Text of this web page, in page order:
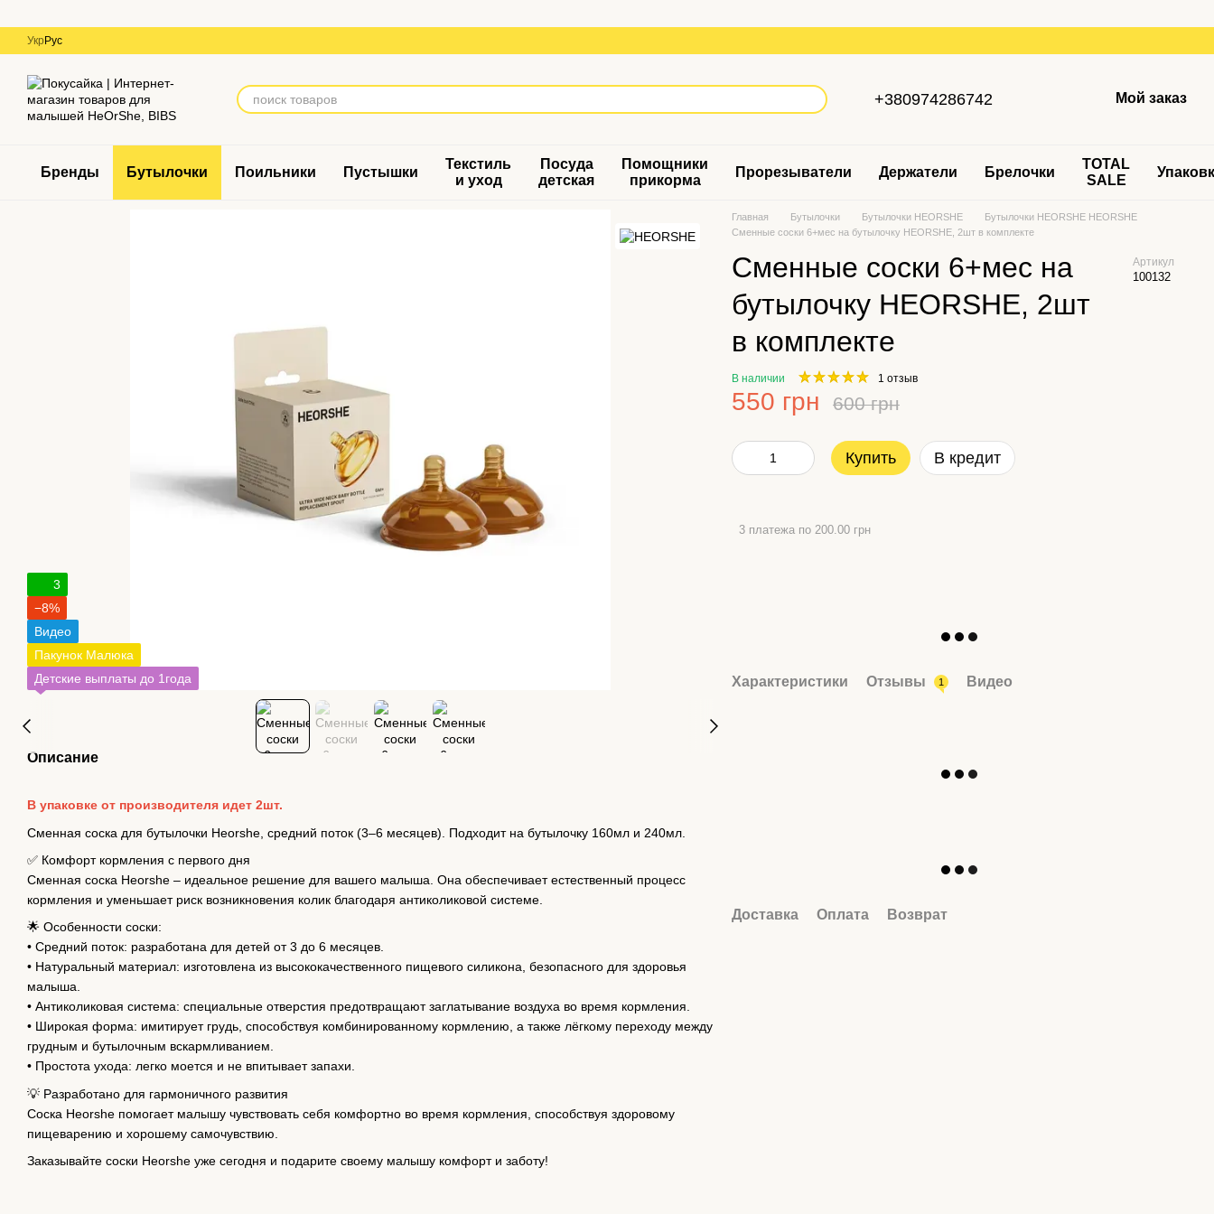
Укр Рус
+380974286742 Мой заказ
Бренды Бутылочки Поильники Пустышки
Текстиль
и уход
Посуда
детская
Помощники
прикорма
Прорезыватели Держатели Брелочки
TOTAL
SALE
3
−8%
Видео
Пакунок Малюка
Детские выплаты до 1года
Описание
В упаковке от производителя идет 2шт.
Сменная соска для бутылочки Heorshe, средний поток (3–6 месяцев). Подходит на бутылочку 160мл и 240мл.
✅ Комфорт кормления с первого дня
Сменная соска Heorshe – идеальное решение для вашего малыша. Она обеспечивает естественный процесс
кормления и уменьшает риск возникновения колик благодаря антиколиковой системе.
🌟 Особенности соски:
• Средний поток: разработана для детей от 3 до 6 месяцев.
• Натуральный материал: изготовлена ​​из высококачественного пищевого силикона, безопасного для здоровья
малыша.
• Антиколиковая система: специальные отверстия предотвращают заглатывание воздуха во время кормления.
• Широкая форма: имитирует грудь, способствуя комбинированному кормлению, а также лёгкому переходу между
грудным и бутылочным вскармливанием.
• Простота ухода: легко моется и не впитывает запахи.
💡 Разработано для гармоничного развития
Соска Heorshe помогает малышу чувствовать себя комфортно во время кормления, способствуя здоровому
пищеварению и хорошему самочувствию.
Заказывайте соски Heorshe уже сегодня и подарите своему малышу комфорт и заботу!
Главная Бутылочки Бутылочки HEORSHE
Бутылочки HEORSHE HEORSHE
Сменные соски 6+мес на бутылочку HEORSHE, 2шт в комплекте
Сменные соски 6+мес на
бутылочку HEORSHE, 2шт
в комплекте
Артикул
100132
В наличии 1 отзыв
550 грн 600 грн
Купить В кредит
3 платежа по 200.00 грн
Характеристики Отзывы 1 Видео
Доставка Оплата Возврат